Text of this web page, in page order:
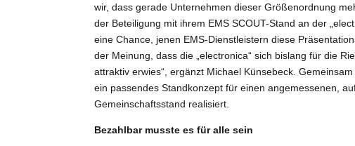
wir, dass gerade Unternehmen dieser Größenordnung
der Beteiligung mit ihrem EMS SCOUT-Stand an der
eine Chance, jenen EMS-Dienstleistern diese
der Meinung, dass die „electronica“ sich bislang für die
attraktiv erwies“, ergänzt Michael Künsebeck.
ein passendes Standkonzept für einen angemessenen,
Gemeinschaftsstand realisiert.
Bezahlbar musste es für alle sein